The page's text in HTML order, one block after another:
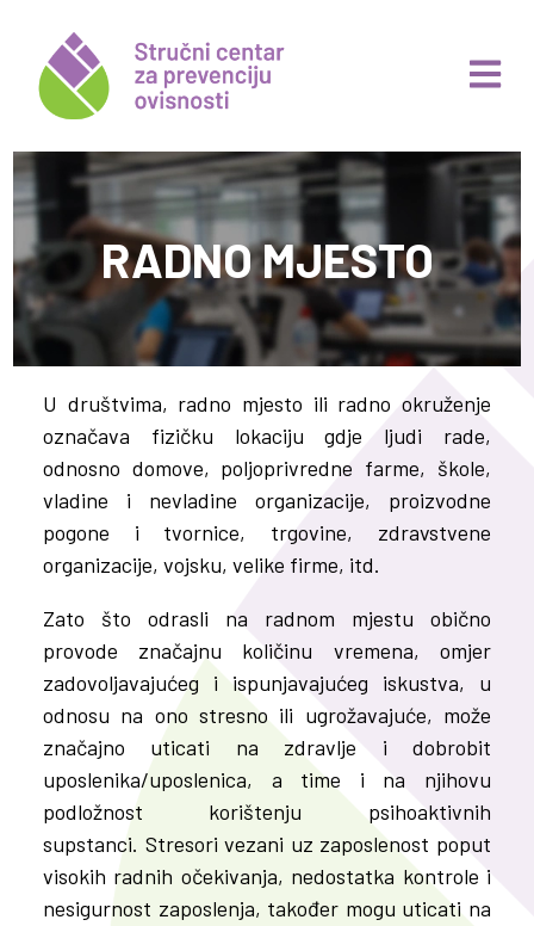
RADNO MJESTO
U društvima, radno mjesto ili radno okruženje
označava fizičku lokaciju gdje ljudi rade,
odnosno domove, poljoprivredne farme, škole,
vladine i nevladine organizacije, proizvodne
pogone i tvornice, trgovine, zdravstvene
organizacije, vojsku, velike firme, itd.
Zato što odrasli na radnom mjestu obično
provode značajnu količinu vremena, omjer
zadovoljavajućeg i ispunjavajućeg iskustva, u
odnosu na ono stresno ili ugrožavajuće, može
značajno uticati na zdravlje i dobrobit
uposlenika/uposlenica, a time i na njihovu
podložnost korištenju psihoaktivnih
supstanci. Stresori vezani uz zaposlenost poput
visokih radnih očekivanja, nedostatka kontrole i
nesigurnost zaposlenja, također mogu uticati na